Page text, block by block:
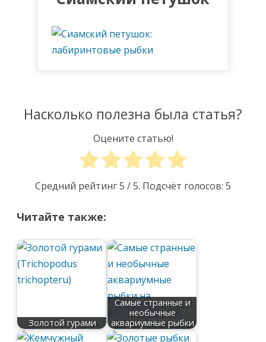
Насколько полезна была статья?
Оцените статью!
Средний рейтинг5 / 5. Подсчёт голосов: 5
Читайте также:
Золотой гурами
Самые странные и
необычные
аквариумные рыбки